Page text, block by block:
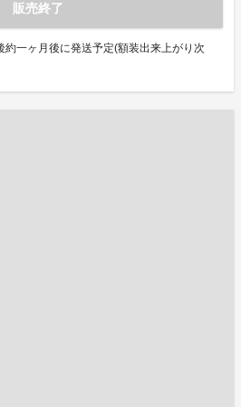
販売終了
約一ヶ月後に発送予定(額装出来上がり次